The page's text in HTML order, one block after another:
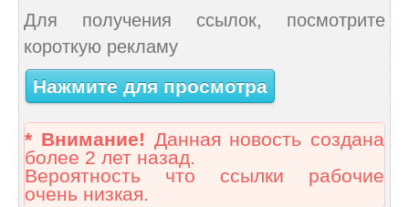
Для получения ссылок, посмотрите
короткую рекламу
Нажмите для просмотра
* Внимание! Данная новость создана
более 2 лет назад.
Вероятность что ссылки рабочие
очень низкая.